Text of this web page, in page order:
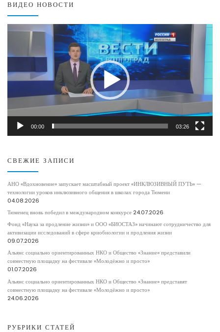
ВИДЕО НОВОСТИ
00:00 03:26
СВЕЖИЕ ЗАПИСИ
АНО «Вдохновение» запускает масштабный проект «ИНКЛЮЗИВНЫЙ ПУТЬ» —
технологии уроков инклюзивного общения в школах города Тюмени
04.08.2026
Тюменец вновь победил в международном конкурсе 24.07.2026
Фонд «Наука за продление жизни» и ООО «БИОСТАЗ» начинают сотрудничество для
активизации исследований в сфере криобиологии и продления жизни
09.07.2026
Альянс социально ориентированных НКО и Общество «Знание» представили
совместную площадку на фестивале «Молодёжно и просто»
01.07.2026
Альянс социально ориентированных НКО и Общество «Знание» представят
совместную площадку на фестивале «Молодёжно и просто»
24.06.2026
РУБРИКИ СТАТЕЙ